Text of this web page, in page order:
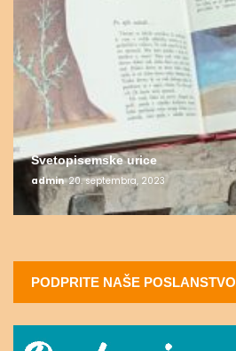
Svetopisemske urice
admin 20. septembra, 2023
PODPRITE NAŠE POSLANSTVO